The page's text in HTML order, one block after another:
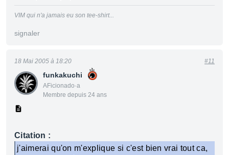
VIM qui n'a jamais eu son tee-shirt...
signaler
funkakuchi
AFicionado·a
Membre depuis 24 ans
18 Mai 2005 à 18:20 #11
Citation :
j'aimerai qu'on m'explique si c'est bien vrai tout ca,